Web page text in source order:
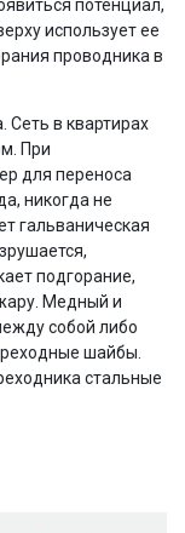
потенциал,
использует ее
проводника в
в квартирах
При
для переноса
никогда не
гальваническая
подгорание,
Медный и
собой либо
шайбы.
стальные